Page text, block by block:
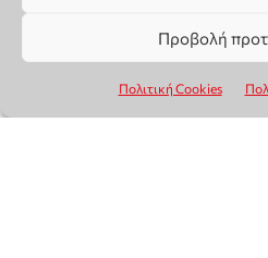
Προβολή
Πολιτική Cookies